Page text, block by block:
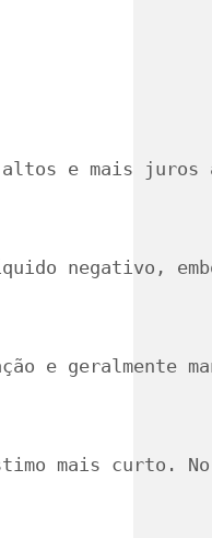
e mais
negativo,
e geralmente
mais